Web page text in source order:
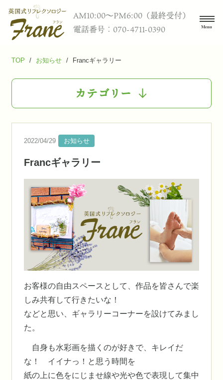
AM10:00〜PM6:00（最終受付）
電話番号：070-4711-0390
TOP / お知らせ / Francギャラリー
カテゴリー
2022/04/29 お知らせ
Francギャラリー
お客様の自由スペースとして、作品を皆さんで楽
しみ共有して行きたいな！
などと思い、ギャラリーコーナーを設けてみまし
た。
自身も水彩画を描くのが好きで、キレイだ
な！ イイナっ！と思う時間を
紙の上に色をにじませ線や光や色で表現して集中